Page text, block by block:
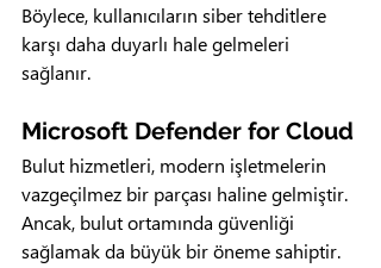
Böylece, kullanıcıların siber tehditlere
karşı daha duyarlı hale gelmeleri
sağlanır.
Microsoft Defender for Cloud
Bulut hizmetleri, modern işletmelerin
vazgeçilmez bir parçası haline gelmiştir.
Ancak, bulut ortamında güvenliği
sağlamak da büyük bir öneme sahiptir.